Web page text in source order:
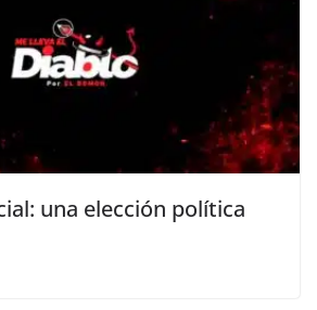
una elección política